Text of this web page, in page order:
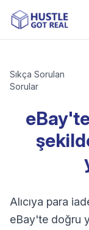
Sıkça Sorulan
Sorular
Alıcıya para
eBay'te doğru